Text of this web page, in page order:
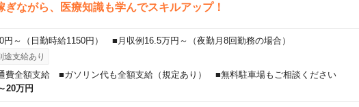
ぎながら、医療知識も学んでスキルアップ！
円～（日勤時給1150円） ■月収例16.5万円～（夜勤月8回勤務の場合）
途支給あり
費全額支給 ■ガソリン代も全額支給（規定あり） ■無料駐車場もご相談ください
20万円